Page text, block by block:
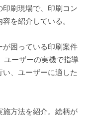
刷現場で、印刷コン
を紹介している。
困っている印刷案件
ユーザーの実機で指導
、ユーザーに適した
方法を紹介。絵柄が